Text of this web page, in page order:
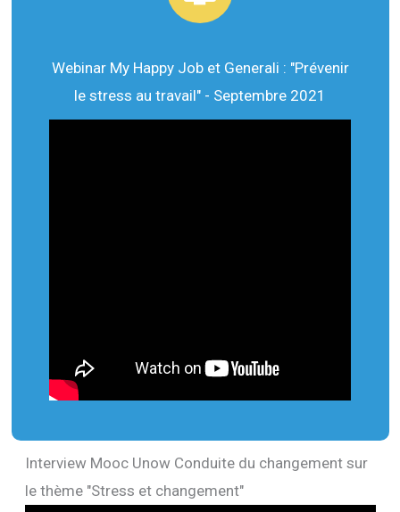
Webinar My Happy Job et Generali : "Prévenir
le stress au travail" - Septembre 2021
Interview Mooc Unow Conduite du changement sur
le thème "Stress et changement"